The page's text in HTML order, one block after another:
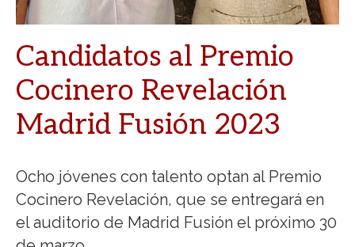
Candidatos al Premio
Cocinero Revelación
Madrid Fusión 2023
Ocho jóvenes con talento optan al Premio
Cocinero Revelación, que se entregará en
el auditorio de Madrid Fusión el próximo 30